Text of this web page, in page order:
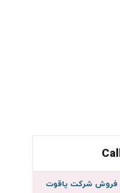
فروش شرکت یاقوت